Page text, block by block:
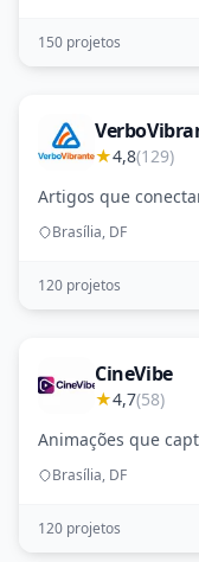
150 projetos
★4,8(129)
Artigos que
Brasília, DF
120 projetos
CineVibe
★4,7(58)
Animações que
Brasília, DF
120 projetos